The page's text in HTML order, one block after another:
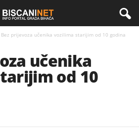
Bez prijevoza učenika vozilima starijim od 10 godina
učenika
od 10